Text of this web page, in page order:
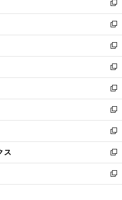
ィ
ン
ド
ウ
で
開
く
い
ウ
ィ
ン
ド
ウ
で
開
く
新
し
い
ウ
ィ
ン
ド
ウ
で
開
く
新
し
い
ウ
ィ
ン
ド
ウ
で
開
く
新
し
い
ウ
ィ
ン
ド
ウ
で
開
く
新
し
い
ウ
ィ
ン
ド
ウ
で
開
く
新
し
い
ウ
ィ
ン
ド
ウ
で
開
新
し
い
ウ
ィ
ン
ド
ウ
新
し
い
ウ
ィ
ン
ス
新
し
い
ウ
新
し